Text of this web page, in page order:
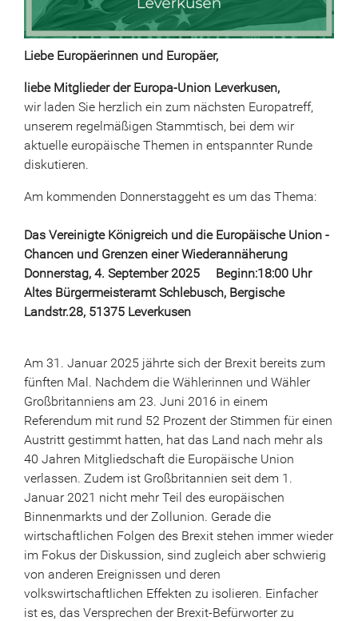
Liebe Europäerinnen und Europäer,
liebe Mitglieder der Europa-Union Leverkusen,
wir laden Sie herzlich ein zum nächsten Europatreff,
unserem regelmäßigen Stammtisch, bei dem wir
aktuelle europäische Themen in entspannter Runde
diskutieren.
Am kommenden Donnerstaggeht es um das Thema:
Das Vereinigte Königreich und die Europäische Union -
Chancen und Grenzen einer Wiederannäherung
Donnerstag, 4. September 2025 Beginn:18:00 Uhr
Altes Bürgermeisteramt Schlebusch, Bergische
Landstr.28, 51375 Leverkusen
Am 31. Januar 2025 jährte sich der Brexit bereits zum
fünften Mal. Nachdem die Wählerinnen und Wähler
Großbritanniens am 23. Juni 2016 in einem
Referendum mit rund 52 Prozent der Stimmen für einen
Austritt gestimmt hatten, hat das Land nach mehr als
40 Jahren Mitgliedschaft die Europäische Union
verlassen. Zudem ist Großbritannien seit dem 1.
Januar 2021 nicht mehr Teil des europäischen
Binnenmarkts und der Zollunion. Gerade die
wirtschaftlichen Folgen des Brexit stehen immer wieder
im Fokus der Diskussion, sind zugleich aber schwierig
von anderen Ereignissen und deren
volkswirtschaftlichen Effekten zu isolieren. Einfacher
ist es, das Versprechen der Brexit-Befürworter zu